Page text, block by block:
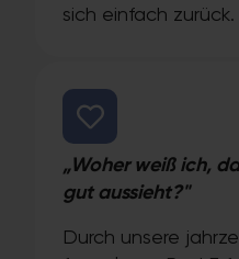
sich einfach zurück.
„Woher weiß ich,
gut aussieht?"
Durch unsere